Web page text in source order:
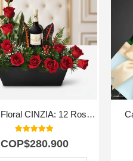
Arreglo Floral CINZIA: 12 Rosas y Vino para Toda Ocasión 🍷
5.00
COP$280.900